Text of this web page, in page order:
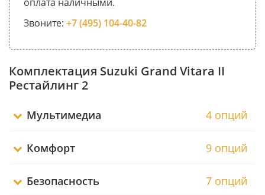
Звоните: +7 (495) 104-40-82
Комплектация Suzuki Grand Vitara II
Рестайлинг 2
Мультимедиа 4 опций
Комфорт 9 опций
Безопасность 7 опций